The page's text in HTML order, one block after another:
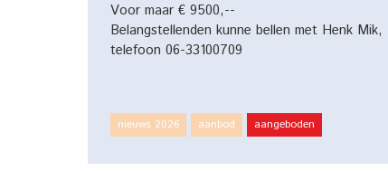
Voor maar € 9500,--
Belangstellenden kunne bellen met Henk Mik,
telefoon 06-33100709
nieuws 2026 aanbod aangeboden